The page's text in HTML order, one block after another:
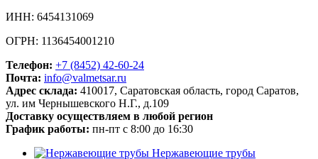
ИНН: 6454131069
ОГРН: 1136454001210
Телефон: +7 (8452) 42-60-24
Почта: info@valmetsar.ru
Адрес склада: 410017, Саратовская область, город Саратов,
ул. им Чернышевского Н.Г., д.109
Доставку осуществляем в любой регион
График работы: пн-пт с 8:00 до 16:30
Нержавеющие трубы